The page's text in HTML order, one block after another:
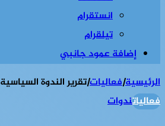
انستقرام
تيلقرام
إضافة عمود جانبي
الرئيسية|فعاليات|تقرير الندوة
فعالياتندوات